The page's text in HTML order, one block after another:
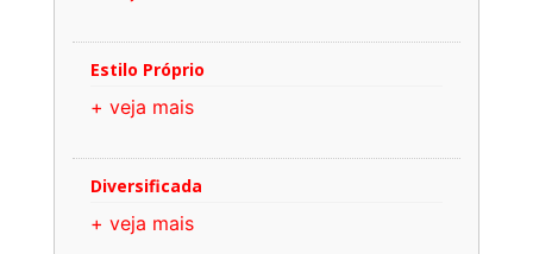
Estilo Próprio
+ veja mais
Diversificada
+ veja mais